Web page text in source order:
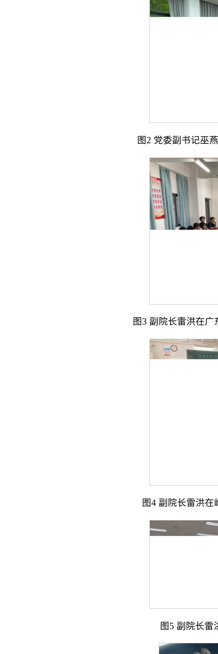
图2 党委副书记巫
图3 副院长雷洪在
图4 副院长雷洪
图5 副院长雷